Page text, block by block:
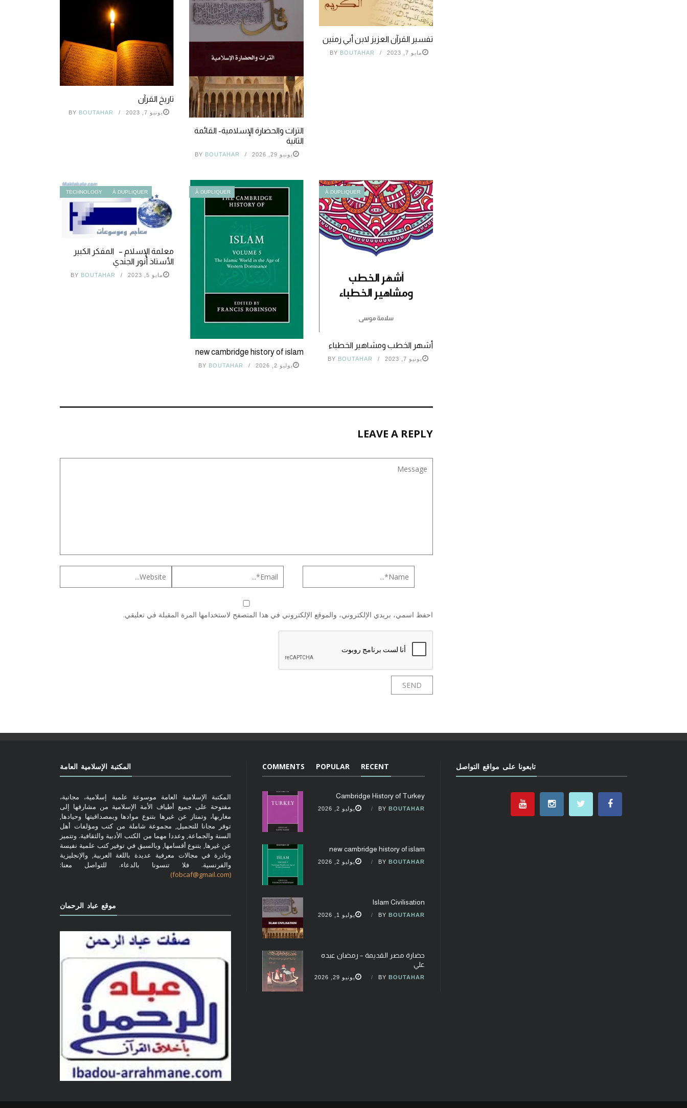
تاريخ القرآن
يونيو 7, 2023 BY BOUTAHAR
التراث والحضارة الإسلامية- القائمة
الثانية
يونيو 29, 2026 BY BOUTAHAR
تفسير القرآن العزيز لابن أبي زمنين
مايو 7, 2023 BY BOUTAHAR
À DUPLIQUER
TECHNOLOGY
معلمة الإسلام – المفكر الكبير
الأستاذ أنور الجندي
مايو 5, 2023 BY BOUTAHAR
À DUPLIQUER
new cambridge history of islam
يوليو 2, 2026 BY BOUTAHAR
À DUPLIQUER
أشهر الخطب ومشاهير الخطباء
يونيو 7, 2023 BY BOUTAHAR
LEAVE A REPLY
احفظ اسمي، بريدي الإلكتروني، والموقع الإلكتروني في هذا المتصفح لاستخدامها المرة المقبلة في تعليقي.
المكتبة الإسلامية العامة
المكتبة الإسلامية العامة موسوعة علمية إسلامية، مجانية،
مفتوحة على جميع أطياف الأمة الإسلامية من مشارقها إلى
مغاربها، وتمتاز عن غيرها بتنوع موادها وبمصداقيتها وحيادها,
توفر مجانا للتحميل, مجموعة شاملة من كتب ومؤلفات أهل
السنة والجماعة, وعددا مهما من الكتب الأدبية والثقافية. وتتميز
عن غيرها, بتنوع أقسامها, وبالسبق في توفير كتب علمية نفيسة
ونادرة في مجالات معرفية عديدة باللغة العربية, والإنجليزية
والفرنسية. فلا تنسونا بالدعاء. للتواصل معنا:
(fobcaf@gmail.com)
موقع عباد الرحمان
RECENT
POPULAR
COMMENTS
Cambridge History of Turkey
BY BOUTAHAR يوليو 2, 2026
new cambridge history of islam
BY BOUTAHAR يوليو 2, 2026
Islam Civilisation
BY BOUTAHAR يوليو 1, 2026
حضارة مصر القديمة – رمضان عبده
علي
BY BOUTAHAR يونيو 29, 2026
تابعونا على مواقع التواصل